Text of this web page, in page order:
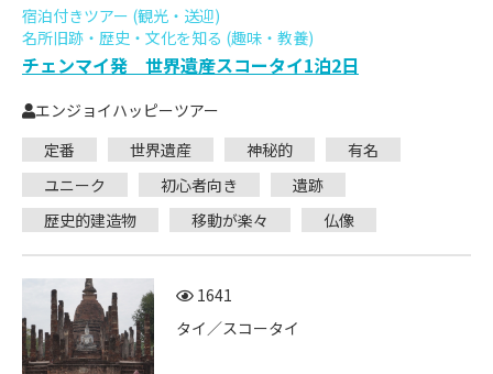
宿泊付きツアー (観光・送迎)
名所旧跡・歴史・文化を知る (趣味・教養)
チェンマイ発 世界遺産スコータイ1泊2日
エンジョイハッピーツアー
定番
世界遺産 神秘的
有名
ユニーク
初心者向き
遺跡
歴史的建造物
移動が楽々 仏像
1641
タイ／スコータイ